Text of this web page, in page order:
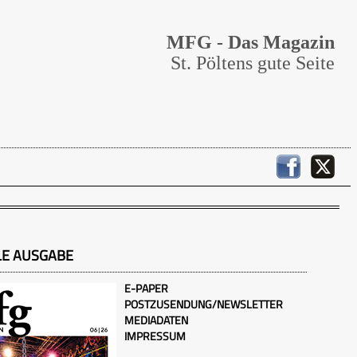
MFG - Das Magazin
St. Pöltens gute Seite
AUSGABE
E-PAPER
POSTZUSENDUNG/NEWSLETTER
MEDIADATEN
IMPRESSUM